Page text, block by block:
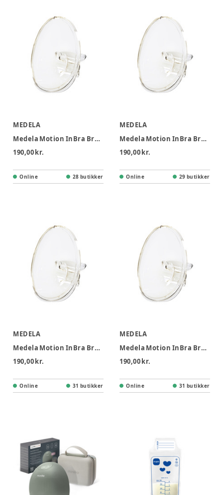
MEDELA
Medela Motion InBra Brysttragte 27 mm, 2-pak
190,00 kr.
Online 28 butikker
MEDELA
Medela Motion InBra Brysttragte 24 mm, 2-pak
190,00 kr.
Online 29 butikker
MEDELA
Medela Motion InBra Brysttragte 21 mm, 2-pak
190,00 kr.
Online 31 butikker
MEDELA
Medela Motion InBra Brysttragte 18 mm, 2-pak
190,00 kr.
Online 31 butikker